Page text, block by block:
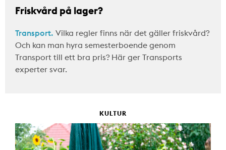
Friskvård på lager?
Transport. Vilka regler finns när det gäller friskvård?
Och kan man hyra semesterboende genom
Transport till ett bra pris? Här ger Transports
experter svar.
KULTUR